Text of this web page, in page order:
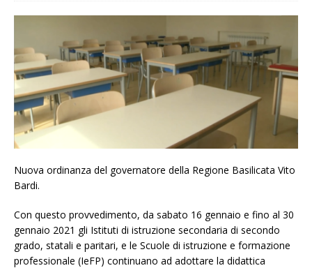
Nuova ordinanza del governatore della Regione Basilicata Vito
Bardi.
Con questo provvedimento, da sabato 16 gennaio e fino al 30
gennaio 2021 gli Istituti di istruzione secondaria di secondo
grado, statali e paritari, e le Scuole di istruzione e formazione
professionale (IeFP) continuano ad adottare la didattica